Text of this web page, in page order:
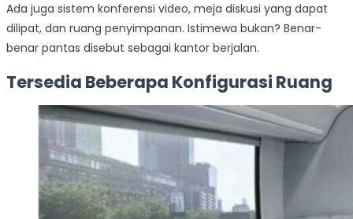
Ada juga sistem konferensi video, meja diskusi yang dapat
dilipat, dan ruang penyimpanan. Istimewa bukan? Benar-
benar pantas disebut sebagai kantor berjalan.
Tersedia Beberapa Konfigurasi Ruang